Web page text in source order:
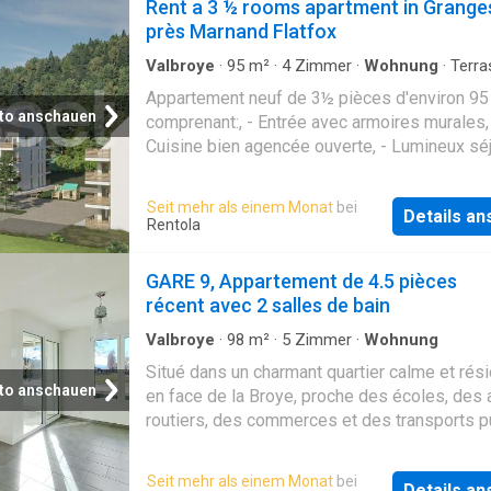
anschauen
Rent a 3 ½ rooms apartment in
près Marnand Flatfox
Valbroye · 95 m² · 4Zimmer · Wohnung ·
Appartement neuf de 3½ pièces d'environ 95
comprenant:, - Entrée avec armoires
Cuisine bien agencée ouverte, - Lumineux
chambres, - Salle de bains/WC avec
lavage, - WC séparé, - Réduit dans les
d'environ 95 m², - Balcon ou terrasse,
ENVIRONNEMENT CALME ET FAMILIAL,
parc intérieure disponible à la location au loyer
mensuel de Fr. 120.00, Pour une visite
pouvez copier le lien ci-dessous sur votre
navigateur web
Seit mehr als einem Monat bei
Rentola
Details
anschauen
GARE 9, Appartement de 4.5 pièces
récent avec 2 salles de bain
Valbroye · 98 m² · 5 Zimmer · Wohnung
Situé dans un charmant quartier calme et
en face de la Broye, proche des écoles, des
routiers, des commerces et des transports
se compose comme suit: hall d’entrée avec 3
Seit mehr als einem Monat bei